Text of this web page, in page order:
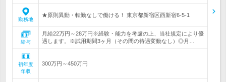
勤務地
★原則異動・転勤なしで働ける！ 東京都新宿区西新宿6‐5‐1
給与
月給22万円～28万円※経験・能力を考慮の上、当社規定により優
遇します。※試用期間3ヶ月（その間の待遇変動なし）◎月…
初年度
年収
300万円～450万円